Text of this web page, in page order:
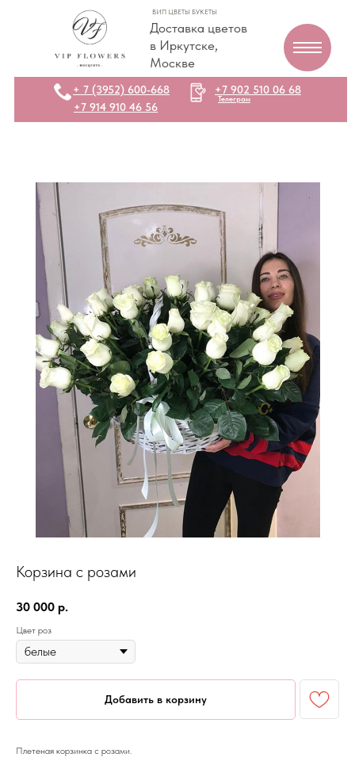
Доставка цветов
в Иркутске,
Москве
ВИП ЦВЕТЫ БУКЕТЫ
+7 914 910 46 56
+7 902 510 06 68
Телеграм
+ 7 (3952) 600-668
Корзина с розами
30 000 р.
Цвет роз
Добавить в корзину
Плетеная корзинка с розами.